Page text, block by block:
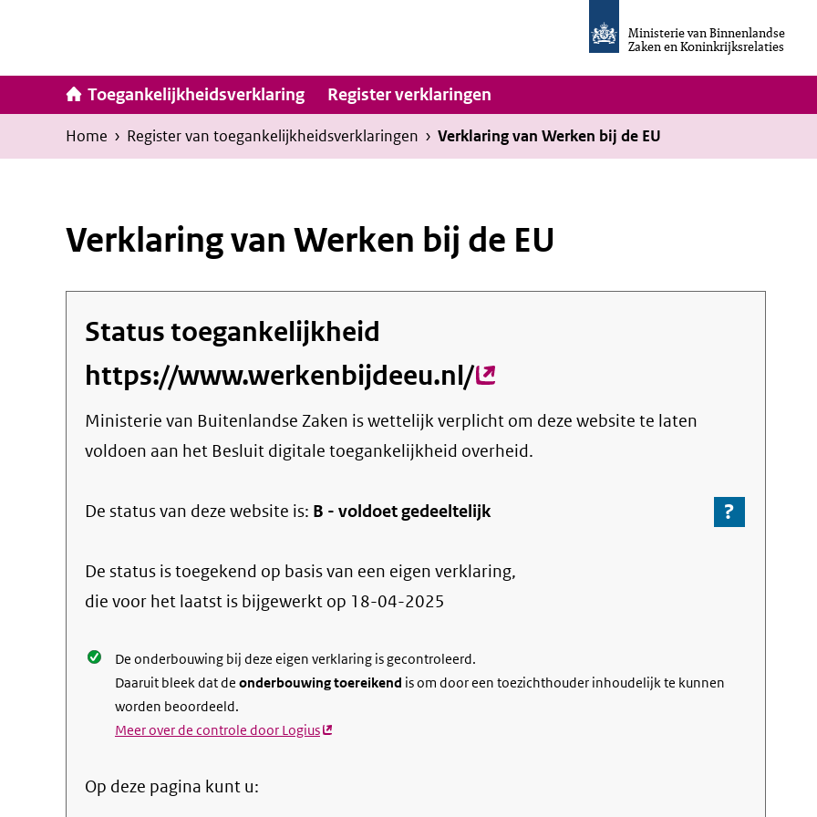
inhoud
Ministerie van Binnenlandse
Zaken en Koninkrijksrelaties
van
Invulassistent
Toegankelijkheidsverklaring
Toegankelijkheidsverklaring Hoofdnavigatie
Register verklaringen
Kruimelpad
U
bevindt
Home › Register van toegankelijkheids­verklaringen › Verklaring van Werken bij de EU
Verklaring van Werken bij de EU
Status toegankelijkheid
https://www.werkenbijdeeu.nl/(externe
link)
Ministerie van Buitenlandse Zaken is wettelijk verplicht om deze website te laten
voldoen aan het Besluit digitale toegankelijkheid overheid.
De status van deze website is: B - voldoet gedeeltelijk ?
Ga
De status is toegekend op basis van een eigen verklaring,
die voor het laatst is bijgewerkt op 18-04-2025
De onderbouwing bij deze eigen verklaring is gecontroleerd.
Daaruit bleek dat de onderbouwing toereikend is om door een toezichthouder inhoudelijk te kunnen
worden beoordeeld.
Meer over de controle door Logius(externe
Op deze pagina kunt u: